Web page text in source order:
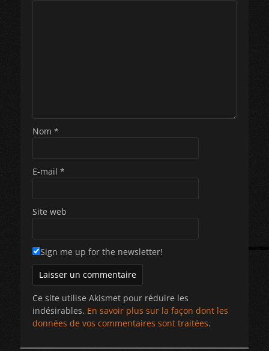
Nom *
E-mail *
Site web
Sign me up for the newsletter!
Ce site utilise Akismet pour réduire les
indésirables. En savoir plus sur la façon dont les
données de vos commentaires sont traitées.